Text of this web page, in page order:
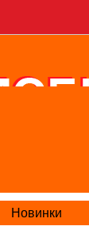
Новинки